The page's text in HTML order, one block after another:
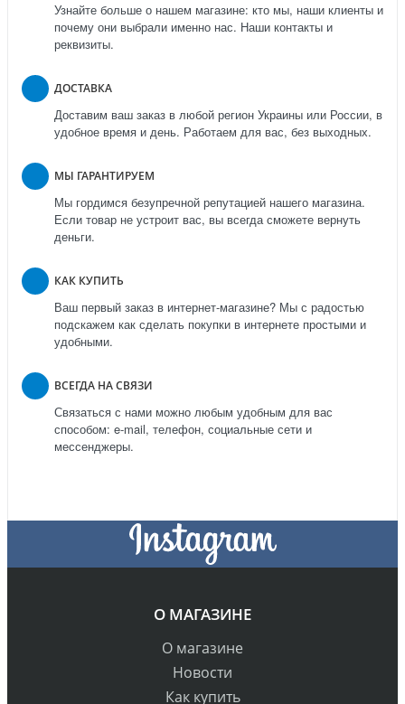
Узнайте больше о нашем магазине: кто мы, наши клиенты и
почему они выбрали именно нас. Наши контакты и
реквизиты.
ДОСТАВКА
Доставим ваш заказ в любой регион Украины или России, в
удобное время и день. Работаем для вас, без выходных.
МЫ ГАРАНТИРУЕМ
Мы гордимся безупречной репутацией нашего магазина.
Если товар не устроит вас, вы всегда сможете вернуть
деньги.
КАК КУПИТЬ
Ваш первый заказ в интернет-магазине? Мы с радостью
подскажем как сделать покупки в интернете простыми и
удобными.
ВСЕГДА НА СВЯЗИ
Связаться с нами можно любым удобным для вас
способом: e-mail, телефон, социальные сети и
мессенджеры.
О МАГАЗИНЕ
О магазине
Новости
Как купить